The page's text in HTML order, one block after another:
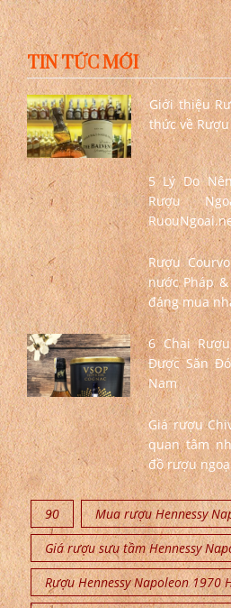
TIN TỨC MỚI
Giới thiệu
thức về
5 Lý Do
Rượu
Rượu
nước Pháp
đáng mua
6 Chai
Được Săn
Nam
Giá rượu
quan tâm
đồ rượu
90
Mua rượu Hennessy
Giá rượu sưu tầm Hennessy
Rượu Hennessy Napoleon 1970